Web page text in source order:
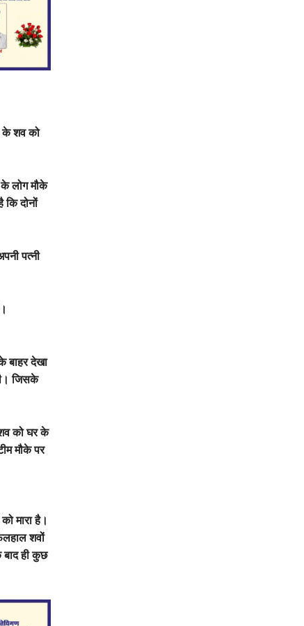
के शव को
लोग मौके
दोनों
पत्नी
बाहर देखा
जिसके
को घर के
मौके पर
मारा है।
शवों
बाद ही कुछ